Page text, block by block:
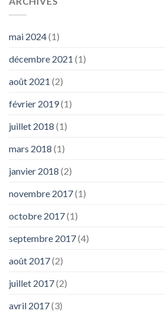
mai 2024(1)
décembre 2021 (1)
août 2021 (2)
février 2019(1)
juillet 2018 (1)
mars 2018 (1)
janvier 2018 (2)
novembre 2017(1)
octobre 2017(1)
septembre 2017(4)
août 2017(2)
juillet 2017(2)
avril 2017(3)